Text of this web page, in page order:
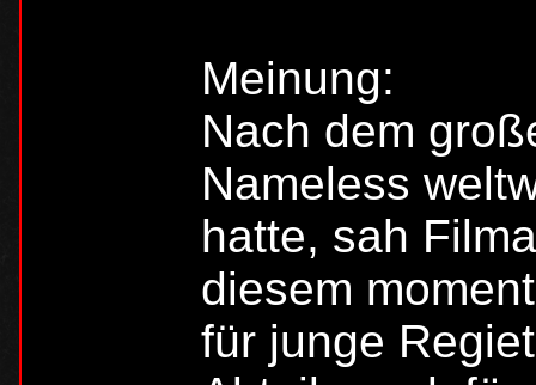
Meinung:
Nach dem
Nameless
hatte, sah
diesem
für junge